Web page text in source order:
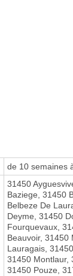
de 10 semaines
31450
Baziege, 31450
Belbeze De
Deyme, 31450
Fourquevaux,
Beauvoir, 31450
Lauragais,
31450 Montlaur,
31450 Pouze,